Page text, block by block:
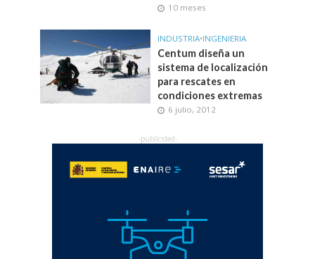
10 meses
INDUSTRIA•INGENIERIA
Centum diseña un
sistema de localización
para rescates en
condiciones extremas
6 julio, 2012